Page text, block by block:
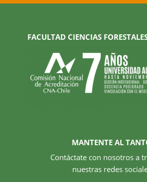
FACULTAD CIENCIAS
MANTENTE AL
Contáctate con nosotros a
nuestras redes